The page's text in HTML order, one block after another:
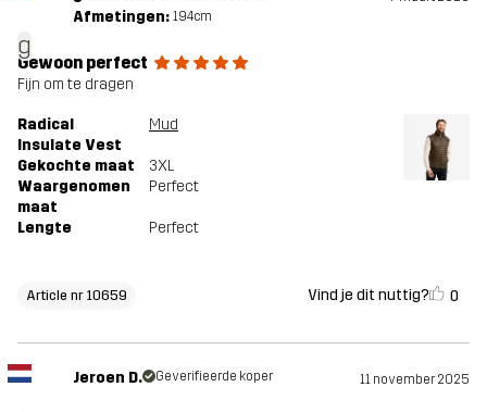
g
Afmetingen: 194cm
Gewoon perfect
Fijn om te dragen
Radical
Insulate Vest
Mud
Gekochte maat
3XL
Waargenomen
maat
Perfect
Lengte Perfect
Article nr 10659 Vind je dit nuttig? 0
Jeroen D. Geverifieerde koper 11 november 2025